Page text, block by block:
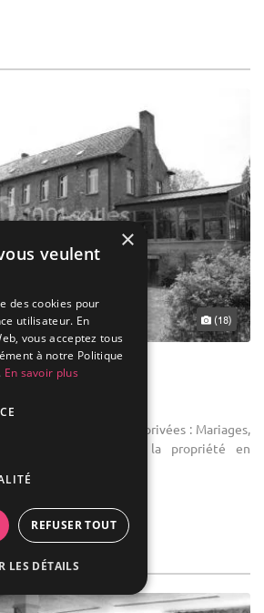
(18)
wallon (WBR)
Domaine
types de prestations privées : Mariages,
Location de la propriété en
charges compris.
×
veulent
des cookies pour
utilisateur. En
vous acceptez tous
à notre Politique
En savoir plus
REFUSER TOUT
LES DÉTAILS